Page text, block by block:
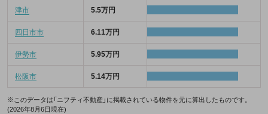
津市 5.5万円
四日市市 6.11万円
伊勢市 5.95万円
松阪市 5.14万円
※このデータは「ニフティ不動産」に掲載されている物件を元に算出したものです。
(2026年8月6日現在)